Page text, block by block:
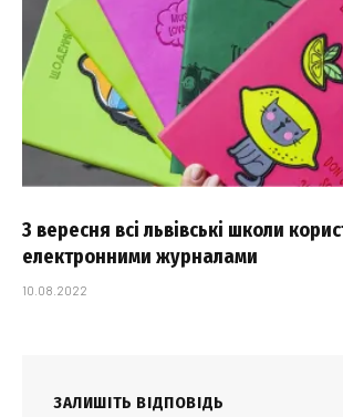
З вересня всі львівські школи
електронними журналами
10.08.2022
ЗАЛИШІТЬ ВІДПОВІДЬ